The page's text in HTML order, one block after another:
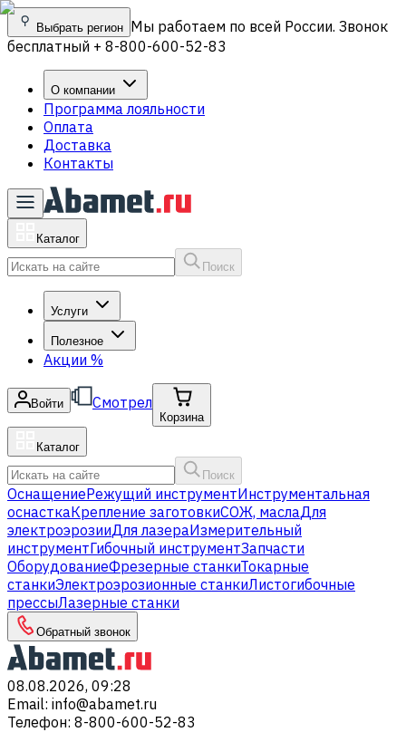
Выбрать регион Мы работаем по всей России. Звонок
бесплатный + 8-800-600-52-83
О компании
Программа лояльности
Оплата
Доставка
Контакты
Каталог
Поиск
Услуги
Полезное
Акции %
Войти Смотрел
Корзина
Каталог
Поиск
ОснащениеРежущий инструментИнструментальная
оснасткаКрепление заготовкиСОЖ, маслаДля
электроэрозииДля лазераИзмерительный
инструментГибочный инструментЗапчасти
ОборудованиеФрезерные станкиТокарные
станкиЭлектроэрозионные станкиЛистогибочные
прессыЛазерные станки
Обратный звонок
08.08.2026, 09:28
Email: info@abamet.ru
Телефон: 8-800-600-52-83